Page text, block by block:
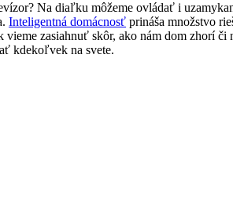
Na diaľku môžeme ovládať i
Inteligentná domácnosť prináša množstvo
zasiahnuť skôr, ako nám dom zhorí
kdekoľvek na svete.